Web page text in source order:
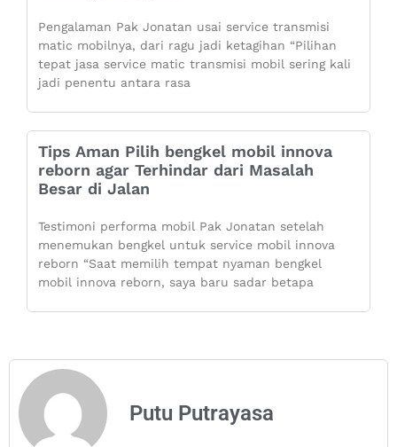
Pengalaman Pak Jonatan usai service transmisi
matic mobilnya, dari ragu jadi ketagihan “Pilihan
tepat jasa service matic transmisi mobil sering kali
jadi penentu antara rasa
Tips Aman Pilih bengkel mobil innova
reborn agar Terhindar dari Masalah
Besar di Jalan
Testimoni performa mobil Pak Jonatan setelah
menemukan bengkel untuk service mobil innova
reborn “Saat memilih tempat nyaman bengkel
mobil innova reborn, saya baru sadar betapa
Putu Putrayasa